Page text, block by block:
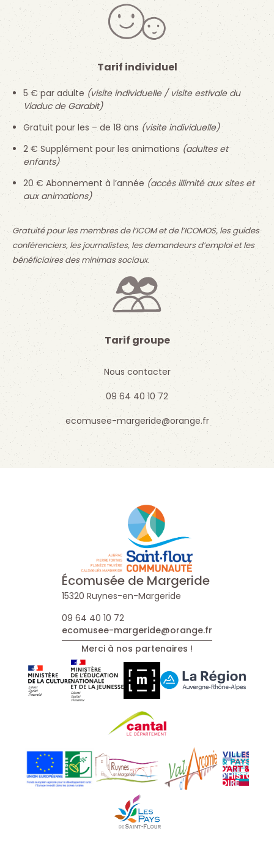
Tarif individuel
5 € par adulte (visite individuelle / visite estivale du
Viaduc de Garabit)
Gratuit pour les – de 18 ans (visite individuelle)
2 € Supplément pour les animations (adultes et
enfants)
20 € Abonnement à l’année (accès illimité aux sites et
aux animations)
Gratuité pour les membres de l’ICOM et de l’ICOMOS, les guides
conférenciers, les journalistes, les demandeurs d’emploi et les
bénéficiaires des minimas sociaux.
Tarif groupe
Nous contacter
09 64 40 10 72
ecomusee-margeride@orange.fr
Écomusée de Margeride
15320 Ruynes-en-Margeride
09 64 40 10 72
ecomusee-margeride@orange.fr
Merci à nos partenaires !